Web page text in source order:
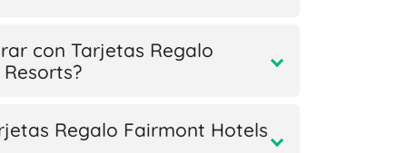
con Tarjetas Regalo
Regalo Fairmont Hotels